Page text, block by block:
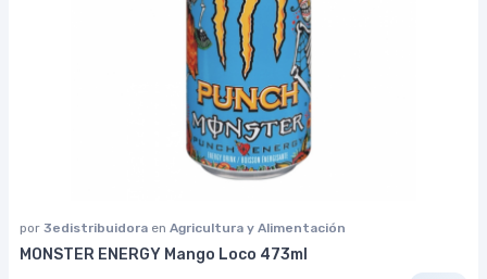
por 3edistribuidora en Agricultura y Alimentación
MONSTER ENERGY Mango Loco 473ml